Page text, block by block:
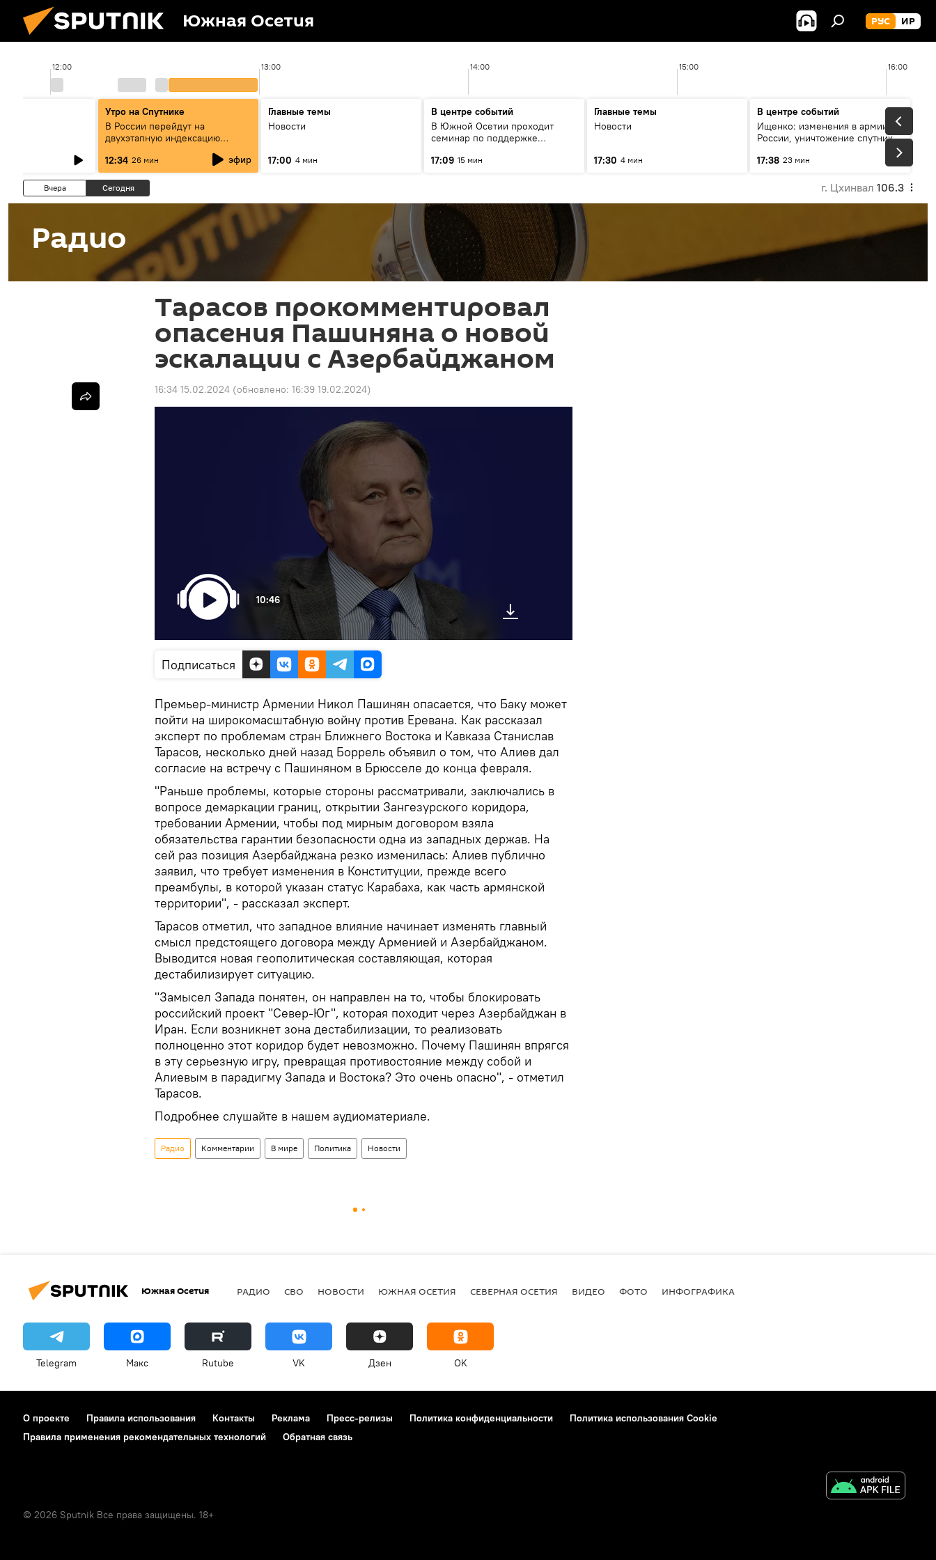
Южная Осетия РУС ИР
12:00 13:00 14:00 15:00 16:00
Утро на Спутнике
В России перейдут на
двухэтапную индексацию
12:34 26 мин эфир
Главные темы
Новости
17:00 4 мин
В центре событий
В Южной Осетии проходит
семинар по поддержке
17:09 15 мин
Главные темы
Новости
17:30 4 мин
В центре событий
Ищенко: изменения в армии
России, уничтожение спутников
17:38 23 мин
Вчера Сегодня г. Цхинвал 106.3
Радио
Тарасов прокомментировал
опасения Пашиняна о новой
эскалации с Азербайджаном
16:34 15.02.2024 (обновлено: 16:39 19.02.2024)
10:46
Подписаться
Премьер-министр Армении Никол Пашинян опасается, что Баку может
пойти на широкомасштабную войну против Еревана. Как рассказал
эксперт по проблемам стран Ближнего Востока и Кавказа Станислав
Тарасов, несколько дней назад Боррель объявил о том, что Алиев дал
согласие на встречу с Пашиняном в Брюсселе до конца февраля.
"Раньше проблемы, которые стороны рассматривали, заключались в
вопросе демаркации границ, открытии Зангезурского коридора,
требовании Армении, чтобы под мирным договором взяла
обязательства гарантии безопасности одна из западных держав. На
сей раз позиция Азербайджана резко изменилась: Алиев публично
заявил, что требует изменения в Конституции, прежде всего
преамбулы, в которой указан статус Карабаха, как часть армянской
территории", - рассказал эксперт.
Тарасов отметил, что западное влияние начинает изменять главный
смысл предстоящего договора между Арменией и Азербайджаном.
Выводится новая геополитическая составляющая, которая
дестабилизирует ситуацию.
"Замысел Запада понятен, он направлен на то, чтобы блокировать
российский проект "Север-Юг", которая походит через Азербайджан в
Иран. Если возникнет зона дестабилизации, то реализовать
полноценно этот коридор будет невозможно. Почему Пашинян впрягся
в эту серьезную игру, превращая противостояние между собой и
Алиевым в парадигму Запада и Востока? Это очень опасно", - отметил
Тарасов.
Подробнее слушайте в нашем аудиоматериале.
Радио Комментарии В мире Политика Новости
Южная Осетия РАДИО СВО НОВОСТИ ЮЖНАЯ ОСЕТИЯ СЕВЕРНАЯ ОСЕТИЯ ВИДЕО ФОТО ИНФОГРАФИКА
Telegram Макс Rutube VK Дзен OK
О проекте Правила использования Контакты Реклама Пресс-релизы Политика конфиденциальности
Политика использования Cookie
Правила применения рекомендательных технологий
Обратная связь
© 2026 Sputnik Все права защищены. 18+